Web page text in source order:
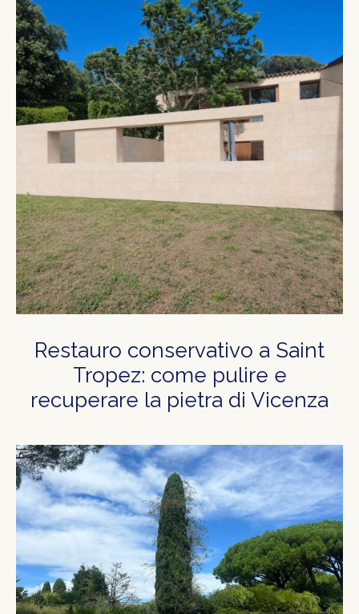
Restauro conservativo a Saint
Tropez: come pulire e
recuperare la pietra di Vicenza